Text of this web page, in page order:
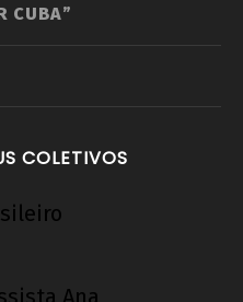
CUBA”
COLETIVOS